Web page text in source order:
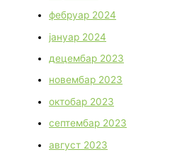
фебруар 2024
јануар 2024
децембар 2023
новембар 2023
октобар 2023
септембар 2023
август 2023